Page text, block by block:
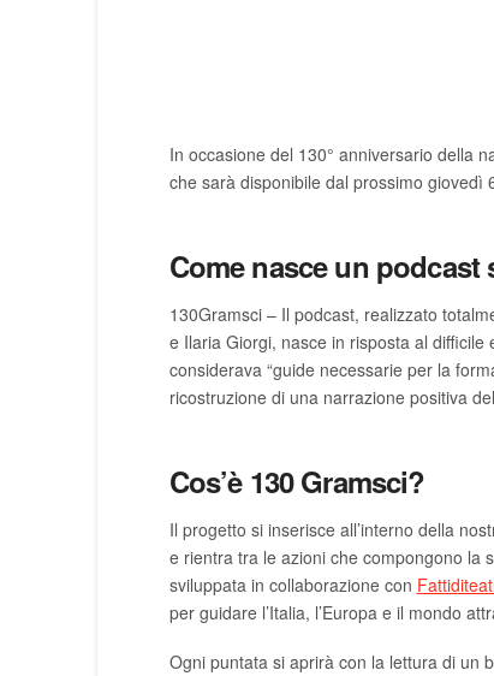
In occasione del 130° anniversario della
che sarà disponibile dal prossimo giovedì
Come nasce un podcast
130Gramsci – Il podcast, realizzato
e Ilaria Giorgi, nasce in risposta al
considerava “guide necessarie per la
ricostruzione di una narrazione positiva
Cos’è 130 Gramsci?
Il progetto si inserisce all’interno della
e rientra tra le azioni che compongono la
sviluppata in collaborazione con
per guidare l’Italia, l’Europa e il mondo
Ogni puntata si aprirà con la lettura di un